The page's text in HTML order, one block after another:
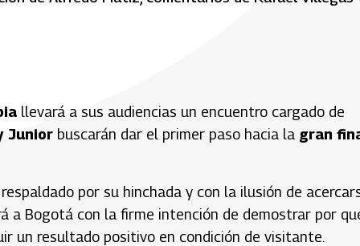
llevará a sus audiencias un encuentro cargado de
Junior buscarán dar el primer paso hacia la gran
por su hinchada y con la ilusión de
a Bogotá con la firme intención de demostrar por
un resultado positivo en condición de visitante.